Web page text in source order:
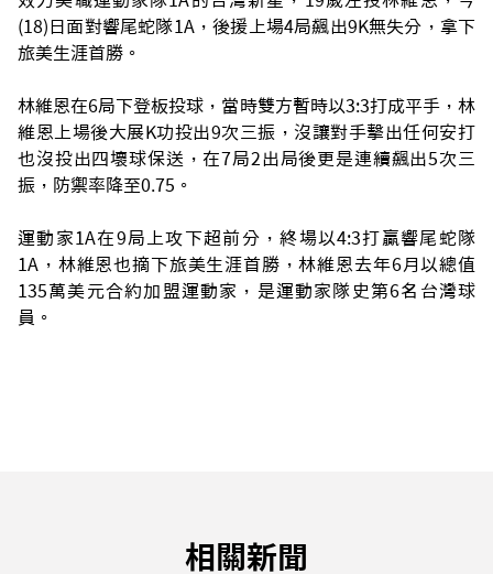
(18)日面對響尾蛇隊1A，後援上場4局飆出9K無失分，拿下
旅美生涯首勝。
林維恩在6局下登板投球，當時雙方暫時以3:3打成平手，林
維恩上場後大展K功投出9次三振，沒讓對手擊出任何安打
也沒投出四壞球保送，在7局2出局後更是連續飆出5次三
振，防禦率降至0.75。
運動家1A在9局上攻下超前分，終場以4:3打贏響尾蛇隊
1A，林維恩也摘下旅美生涯首勝，林維恩去年6月以總值
135萬美元合約加盟運動家，是運動家隊史第6名台灣球
員。
相關新聞